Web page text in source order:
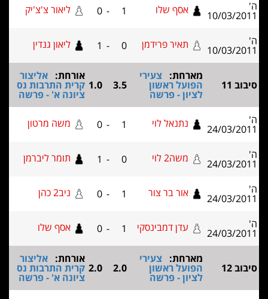
10/ אסף שלו 1 ליאור צ'צ'יק
10/ תאיר פרידמן 0
- ליאון גנדין
מארחת:צעירי
הפועל ראשון
לציון - פרשה
3.5
1.0
אליצור
קרית התרבות נס
ציונה א' - פרשה
24/ נתנאל לוי 1 משה מרטון
24/ משה2 לוי 0 תומר ליברמן
24/ אור בר צור 1 ניב2 כהן
24/ עדן דמבינסקי 1
-
0 אסף שלו
מארחת:צעירי
הפועל ראשון
לציון - פרשה
2.0
2.0
אליצור
קרית התרבות נס
ציונה א' - פרשה